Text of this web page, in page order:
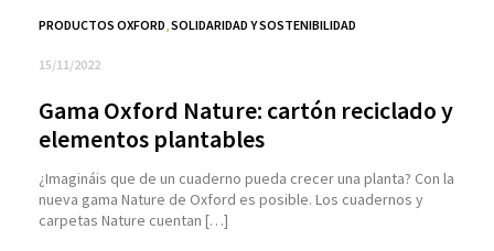
PRODUCTOS OXFORD,SOLIDARIDAD Y SOSTENIBILIDAD
15/11/2022
Gama Oxford Nature: cartón reciclado y
elementos plantables
¿Imagináis que de un cuaderno pueda crecer una planta? Con la
nueva gama Nature de Oxford es posible. Los cuadernos y
carpetas Nature cuentan […]